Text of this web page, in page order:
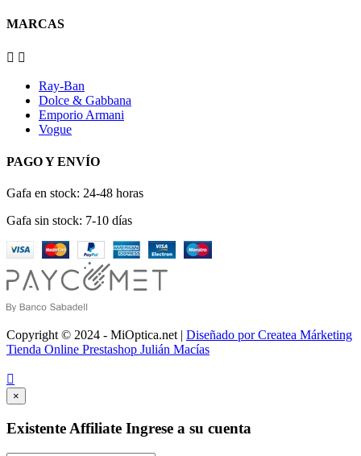
MARCAS
 
Ray-Ban
Dolce & Gabbana
Emporio Armani
Vogue
PAGO Y ENVÍO
Gafa en stock: 24-48 horas
Gafa sin stock: 7-10 días
Copyright © 2024 - MiOptica.net | Diseñado por Createa Márketing
Tienda Online Prestashop Julián Macías

×
Existente Affiliate Ingrese a su cuenta